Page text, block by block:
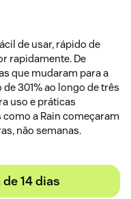
de usar, rápido de
rapidamente. De
que mudaram para a
301% ao longo de três
uso e práticas
a Rain começaram
não semanas.
14 dias